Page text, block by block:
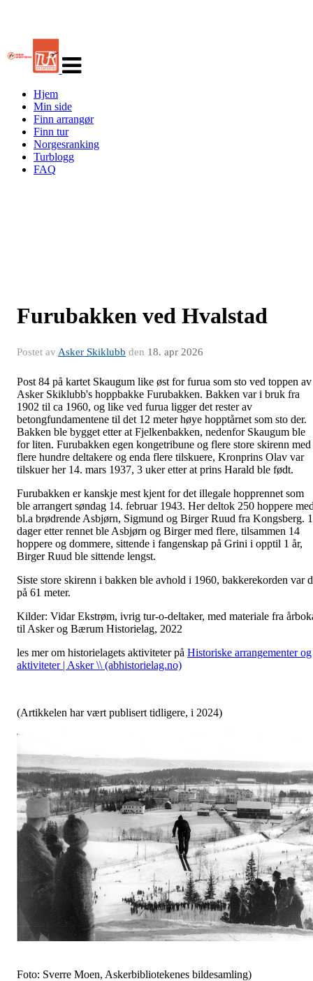
navigasjon
Hjem
Min side
Finn arrangør
Finn tur
Norgesranking
Turblogg
FAQ
Furubakken ved Hvalstad
Postet av Asker Skiklubb den 18. apr 2026
Post 84 på kartet Skaugum like øst for furua som sto ved toppen av
Asker Skiklubb's hoppbakke Furubakken. Bakken var i bruk fra
1902 til ca 1960, og like ved furua ligger det rester av
betongfundamentene til det 12 meter høye hopptårnet som sto der.
Bakken ble bygget etter at Fjelkenbakken, nedenfor Skaugum ble
for liten. Furubakken egen kongetribune og flere store skirenn med
flere hundre deltakere og enda flere tilskuere, Kronprins Olav var
tilskuer her 14. mars 1937, 3 uker etter at prins Harald ble født.
Furubakken er kanskje mest kjent for det illegale hopprennet som
ble arrangert søndag 14. februar 1943. Her deltok 250 hoppere
bl.a brødrende Asbjørn, Sigmund og Birger Ruud fra Kongsberg.
dager etter rennet ble Asbjørn og Birger med flere, tilsammen 14
hoppere og dommere, sittende i fangenskap på Grini i opptil 1 år,
Birger Ruud ble sittende lengst.
Siste store skirenn i bakken ble avhold i 1960, bakkerekorden var
på 61 meter.
Kilder: Vidar Ekstrøm, ivrig tur-o-deltaker, med materiale fra
til Asker og Bærum Historielag, 2022
les mer om historielagets aktiviteter på Historiske arrangementer og
aktiviteter | Asker \\ (abhistorielag.no)
(Artikkelen har vært publisert tidligere, i 2024)
Foto: Sverre Moen, Askerbibliotekenes bildesamling)